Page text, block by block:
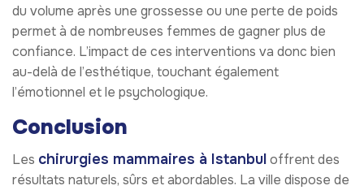
du volume après une grossesse ou une perte de poids
permet à de nombreuses femmes de gagner plus de
confiance. L’impact de ces interventions va donc bien
au-delà de l’esthétique, touchant également
l’émotionnel et le psychologique.
Conclusion
Les chirurgies mammaires à Istanbuloffrent des
résultats naturels, sûrs et abordables. La ville dispose de